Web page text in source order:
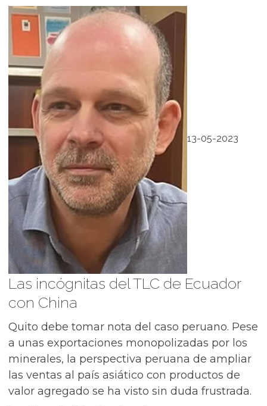
13-05-2023
Las incógnitas del TLC de Ecuador
con China
Quito debe tomar nota del caso peruano. Pese
a unas exportaciones monopolizadas por los
minerales, la perspectiva peruana de ampliar
las ventas al país asiático con productos de
valor agregado se ha visto sin duda frustrada.